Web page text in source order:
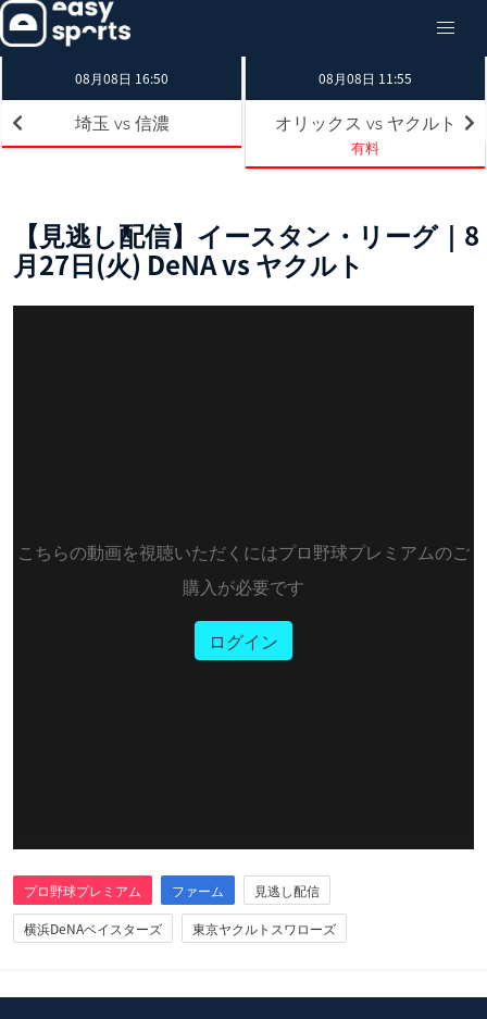
08月08日 16:50
埼玉 vs 信濃
08月08日 11:55
オリックス vs ヤクルト
有料
【見逃し配信】イースタン・リーグ｜8
月27日(火) DeNA vs ヤクルト
こちらの動画を視聴いただくにはプロ野球プレミアムのご
購入が必要です
ログイン
プロ野球プレミアム ファーム
見逃し配信
横浜DeNAベイスターズ
東京ヤクルトスワローズ